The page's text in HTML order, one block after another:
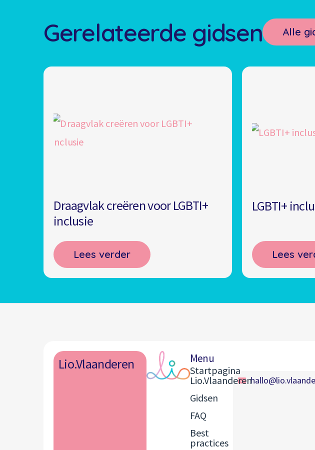
Gerelateerde gidsen Alle
Draagvlak creëren voor LGBTI+
inclusie
Lees verder
LGBTI+
Lees
Lio.Vlaanderen Menu
Startpagina
Lio.Vlaanderen
Gidsen
FAQ
Best
practices